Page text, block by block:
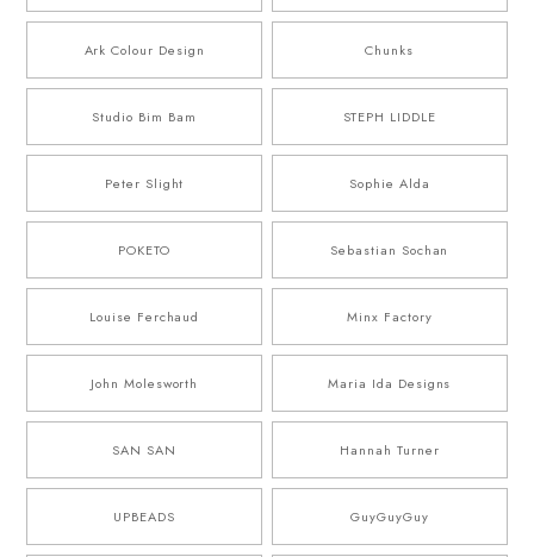
Ark Colour Design Chunks
Studio Bim Bam STEPH LIDDLE
Peter Slight Sophie Alda
POKETO Sebastian Sochan
Louise Ferchaud Minx Factory
John Molesworth Maria Ida Designs
SAN SAN Hannah Turner
UPBEADS GuyGuyGuy